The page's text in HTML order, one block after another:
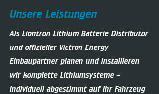
Unsere Leistungen
Als Liontron Lithium Batterie Distributor
und offizieller Victron Energy
Einbaupartner planen und installieren
wir komplette Lithiumsysteme –
individuell abgestimmt auf Ihr Fahrzeug